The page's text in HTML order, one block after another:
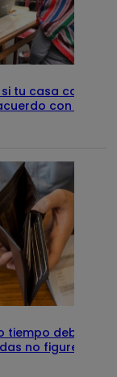
tu casa califica
con el Sisfoh
tiempo debe pasar
no figuren en su